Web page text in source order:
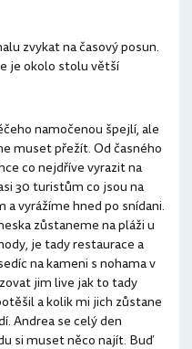
zvykat na časový posun.
je okolo stolu větší
namočenou špejlí, ale
muset přežít. Od časného
co nejdříve vyrazit na
30 turistům co jsou na
vyrážíme hned po snídani.
zůstaneme na pláži u
je tady restaurace a
na kameni s nohama v
jim live jak to tady
a kolik mi jich zůstane
Andrea se celý den
si muset něco najít. Buď